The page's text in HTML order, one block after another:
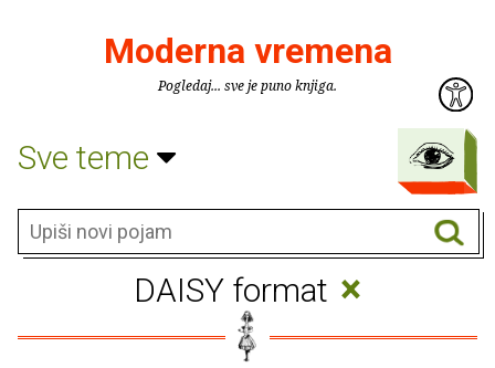
Moderna vremena
Pogledaj... sve je puno knjiga.
Sve teme
DAISY format ×